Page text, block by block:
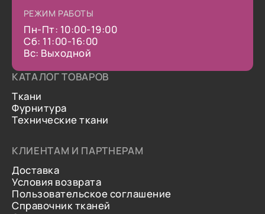
РЕЖИМ РАБОТЫ
Пн-Пт: 10:00-19:00
Сб: 11:00-16:00
Вс: Выходной
КАТАЛОГ ТОВАРОВ
Ткани
Фурнитура
Технические ткани
КЛИЕНТАМ И ПАРТНЕРАМ
Доставка
Условия возврата
Пользовательское соглашение
Справочник тканей